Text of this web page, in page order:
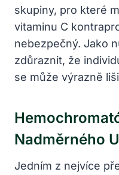
skupiny, pro které
vitaminu C
nebezpečný. Jako
zdůraznit, že
se může výrazně
Nadměrného
Jedním z nejvíce